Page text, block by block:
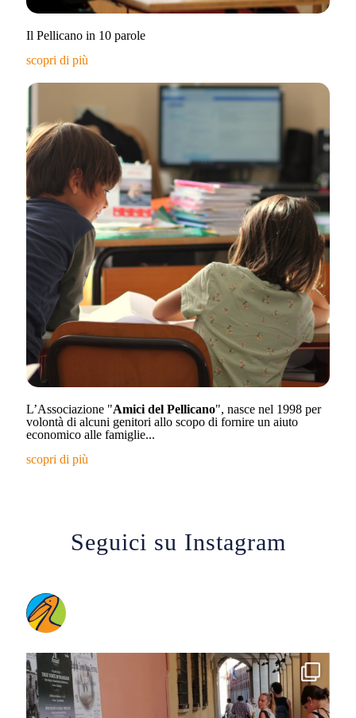
Il Pellicano in 10 parole
scopri di più
L’Associazione "Amici del Pellicano", nasce nel 1998 per
volontà di alcuni genitori allo scopo di fornire un aiuto
economico alle famiglie...
scopri di più
Seguici su Instagram